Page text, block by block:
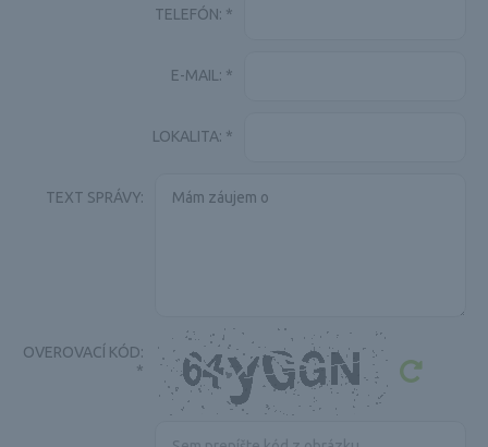
TELEFÓN: *
E-MAIL: *
LOKALITA: *
TEXT SPRÁVY:
OVEROVACÍ KÓD:
*